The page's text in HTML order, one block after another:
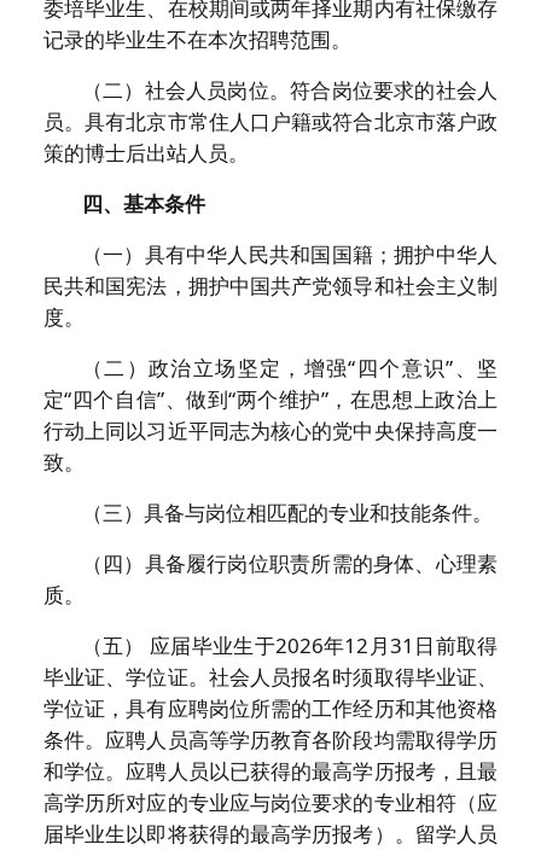
委培毕业生、在校期间或两年择业期内有社保缴存
记录的毕业生不在本次招聘范围。
（二） 社会人员岗位。符合岗位要求的社会人
员。具有北京市常住人口户籍或符合北京市落户政
策的博士后出站人员。
四、基本条件
（一）具有中华人民共和国国籍；拥护中华人
民共和国宪法，拥护中国共产党领导和社会主义制
度。
（二）政治立场坚定，增强“四个意识”、坚
定“四个自信”、做到“两个维护”，在思想上政治上
行动上同以习近平同志为核心的党中央保持高度一
致。
（三）具备与岗位相匹配的专业和技能条件。
（四）具备履行岗位职责所需的身体、心理素
质。
（五） 应届毕业生于2026年12月31日前取得
毕业证、学位证。社会人员报名时须取得毕业证、
学位证，具有应聘岗位所需的工作经历和其他资格
条件。应聘人员高等学历教育各阶段均需取得学历
和学位。应聘人员以已获得的最高学历报考，且最
高学历所对应的专业应与岗位要求的专业相符（应
届毕业生以即将获得的最高学历报考）。留学人员